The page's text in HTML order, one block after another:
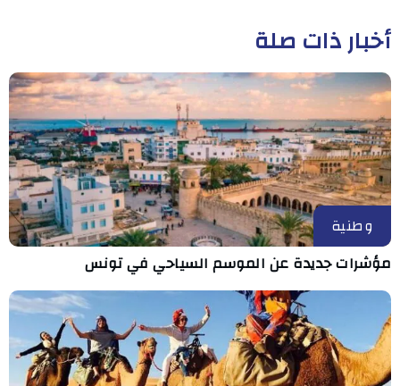
أخبار ذات صلة
وطنية
مؤشرات جديدة عن الموسم السياحي في تونس